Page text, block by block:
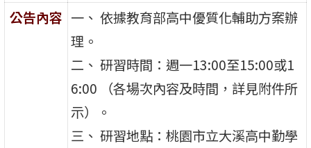
公告內容 一、 依據教育部高中優質化輔助方案辦
理。
二、 研習時間：週一13:00至15:00或1
6:00 （各場次內容及時間，詳見附件所
示）。
三、 研習地點：桃園市立大溪高中勤學